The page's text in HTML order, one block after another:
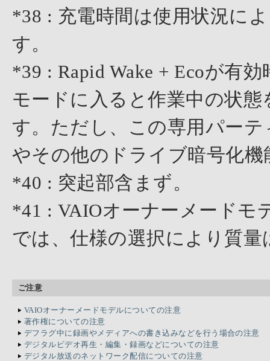
*38 : 充電時間は使用状況に
す。
*39 : Rapid Wake + Ecoが有
モードに入ると作業中の状
す。ただし、この専用パー
やその他のドライブ暗号化
*40 : 突起部含まず。
*41 : VAIOオーナーメードモ
では、仕様の選択により質
ご注意
VAIOオーナーメードモデルについての注意
著作権についての注意
デフラグ中に録画やメディアへの書き込みなどを行う場合の注意
デジタルビデオ再生・編集・録画などについての注意
デジタル放送のネットワーク配信についての注意